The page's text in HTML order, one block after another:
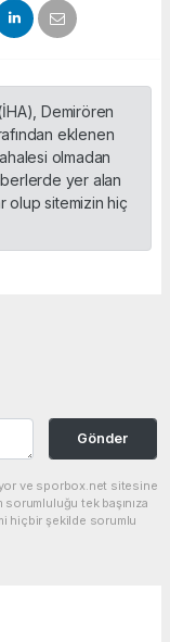
Demirören
eklenen
olmadan
yer alan
olup sitemizin hiç
Gönder
ve sporbox.net sitesine
tek başınıza
hiçbir şekilde sorumlu